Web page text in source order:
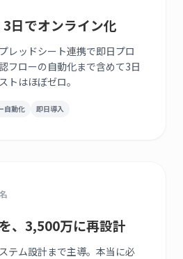
日でオンライン化
レッドシート連携で即日プロ
フローの自動化まで含めて3日
トはほぼゼロ。
自動化 即日導入
、3,500万に再設計
テム設計まで主導。本当に必